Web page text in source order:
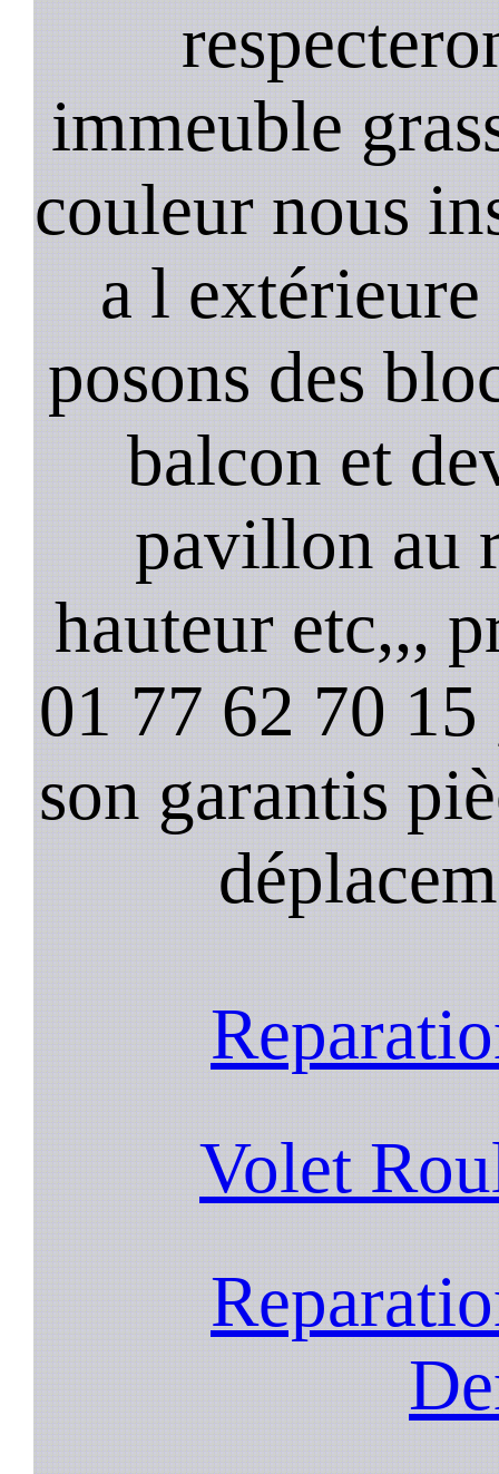
immeuble
couleur nous
a l
posons des
balcon et
pavillon au
hauteur etc,,,
01 77 62 70
son garantis
Volet